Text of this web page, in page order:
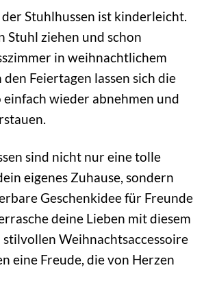
Stuhlhussen ist kinderleicht.
Stuhl ziehen und schon
in weihnachtlichem
den Feiertagen lassen sich die
einfach wieder abnehmen und
sind nicht nur eine tolle
eigenes Zuhause, sondern
Geschenkidee für Freunde
deine Lieben mit diesem
Weihnachtsaccessoire
eine Freude, die von Herzen